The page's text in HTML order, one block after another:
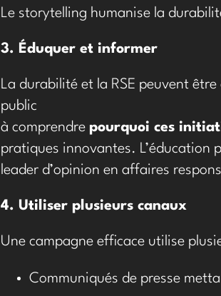
Le storytelling humanise la
3. Éduquer et informer
La durabilité et la RSE peuvent
public
à comprendre pourquoi ces
pratiques innovantes. L’éducation
leader d’opinion en affaires
4. Utiliser plusieurs canaux
Une campagne efficace utilise
Communiqués de presse